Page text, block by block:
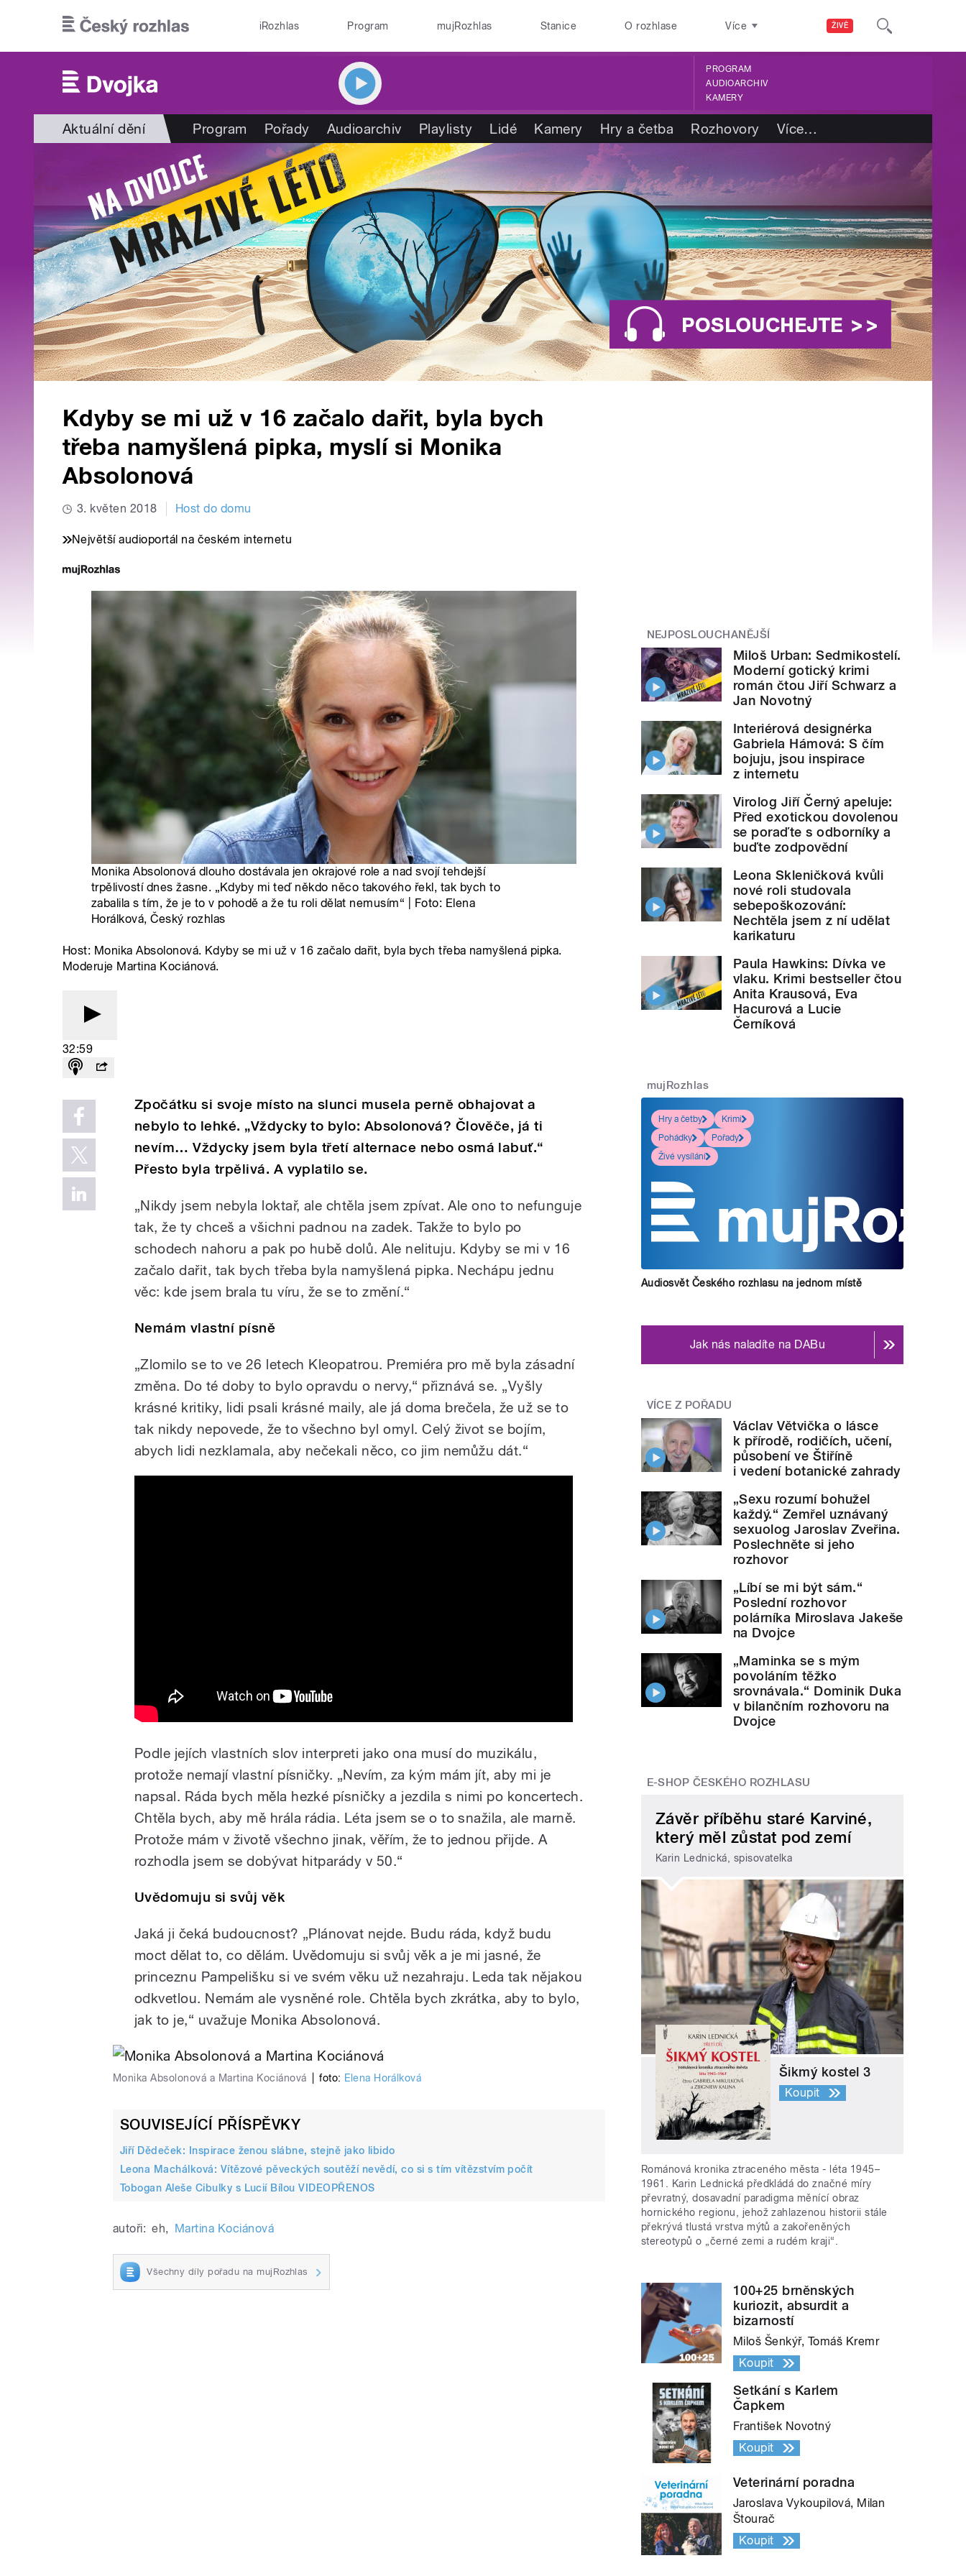
ŽIVĚ
iRozhlas Program mujRozhlas Stanice O rozhlase Více
PROGRAM
AUDIOARCHIV
KAMERY
Aktuální dění Program Pořady Audioarchiv Playlisty Lidé Kamery Hry a četba Rozhovory Více…
Kdyby se mi už v 16 začalo dařit, byla bych
třeba namyšlená pipka, myslí si Monika
Absolonová
3. květen 2018 Host do domu
Největší audioportál na českém internetu
Monika Absolonová dlouho dostávala jen okrajové role a nad svojí tehdejší
trpělivostí dnes žasne. „Kdyby mi teď někdo něco takového řekl, tak bych to
zabalila s tím, že je to v pohodě a že tu roli dělat nemusím“ | Foto: Elena
Horálková, Český rozhlas
Host: Monika Absolonová. Kdyby se mi už v 16 začalo dařit, byla bych třeba namyšlená pipka.
Moderuje Martina Kociánová.
32:59
Zpočátku si svoje místo na slunci musela perně obhajovat a
nebylo to lehké. „Vždycky to bylo: Absolonová? Člověče, já ti
nevím… Vždycky jsem byla třetí alternace nebo osmá labuť.“
Přesto byla trpělivá. A vyplatilo se.
„Nikdy jsem nebyla loktař, ale chtěla jsem zpívat. Ale ono to nefunguje
tak, že ty chceš a všichni padnou na zadek. Takže to bylo po
schodech nahoru a pak po hubě dolů. Ale nelituju. Kdyby se mi v 16
začalo dařit, tak bych třeba byla namyšlená pipka. Nechápu jednu
věc: kde jsem brala tu víru, že se to změní.“
Nemám vlastní písně
„Zlomilo se to ve 26 letech Kleopatrou. Premiéra pro mě byla zásadní
změna. Do té doby to bylo opravdu o nervy,“ přiznává se. „Vyšly
krásné kritiky, lidi psali krásné maily, ale já doma brečela, že už se to
tak nikdy nepovede, že to všechno byl omyl. Celý život se bojím,
abych lidi nezklamala, aby nečekali něco, co jim nemůžu dát.“
Podle jejích vlastních slov interpreti jako ona musí do muzikálu,
protože nemají vlastní písničky. „Nevím, za kým mám jít, aby mi je
napsal. Ráda bych měla hezké písničky a jezdila s nimi po koncertech.
Chtěla bych, aby mě hrála rádia. Léta jsem se o to snažila, ale marně.
Protože mám v životě všechno jinak, věřím, že to jednou přijde. A
rozhodla jsem se dobývat hitparády v 50.“
Uvědomuju si svůj věk
Jaká ji čeká budoucnost? „Plánovat nejde. Budu ráda, když budu
moct dělat to, co dělám. Uvědomuju si svůj věk a je mi jasné, že
princeznu Pampelišku si ve svém věku už nezahraju. Leda tak nějakou
odkvetlou. Nemám ale vysněné role. Chtěla bych zkrátka, aby to bylo,
jak to je,“ uvažuje Monika Absolonová.
Monika Absolonová a Martina Kociánová foto: Elena Horálková
SOUVISEJÍCÍ PŘÍSPĚVKY
Jiří Dědeček: Inspirace ženou slábne, stejně jako libido
Leona Machálková: Vítězové pěveckých soutěží nevědí, co si s tím vítězstvím počít
Tobogan Aleše Cibulky s Lucií Bílou VIDEOPŘENOS
autoři: eh, Martina Kociánová
Všechny díly pořadu na mujRozhlas
NEJPOSLOUCHANĚJŠÍ
Miloš Urban: Sedmikostelí.
Moderní gotický krimi
román čtou Jiří Schwarz a
Jan Novotný
Interiérová designérka
Gabriela Hámová: S čím
bojuju, jsou inspirace
z internetu
Virolog Jiří Černý apeluje:
Před exotickou dovolenou
se poraďte s odborníky a
buďte zodpovědní
Leona Skleničková kvůli
nové roli studovala
sebepoškozování:
Nechtěla jsem z ní udělat
karikaturu
Paula Hawkins: Dívka ve
vlaku. Krimi bestseller čtou
Anita Krausová, Eva
Hacurová a Lucie
Černíková
mujRozhlas
Hry a četby
Krimi
Pohádky
Pořady
Živé vysílání
Audiosvět Českého rozhlasu na jednom místě
Jak nás naladíte na DABu
VÍCE Z POŘADU
Václav Větvička o lásce
k přírodě, rodičích, učení,
působení ve Štiříně
i vedení botanické zahrady
„Sexu rozumí bohužel
každý.“ Zemřel uznávaný
sexuolog Jaroslav Zveřina.
Poslechněte si jeho
rozhovor
„Líbí se mi být sám.“
Poslední rozhovor
polárníka Miroslava Jakeše
na Dvojce
„Maminka se s mým
povoláním těžko
srovnávala.“ Dominik Duka
v bilančním rozhovoru na
Dvojce
E-SHOP ČESKÉHO ROZHLASU
Závěr příběhu staré Karviné,
který měl zůstat pod zemí
Karin Lednická, spisovatelka
Šikmý kostel 3
Koupit
Románová kronika ztraceného města - léta 1945–
1961. Karin Lednická předkládá do značné míry
převratný, dosavadní paradigma měnící obraz
hornického regionu, jehož zahlazenou historii stále
překrývá tlustá vrstva mýtů a zakořeněných
stereotypů o „černé zemi a rudém kraji“.
100+25 brněnských
kuriozit, absurdit a
bizarností
Miloš Šenkýř, Tomáš Kremr
Koupit
Setkání s Karlem
Čapkem
František Novotný
Koupit
Veterinární poradna
Jaroslava Vykoupilová, Milan
Štourač
Koupit